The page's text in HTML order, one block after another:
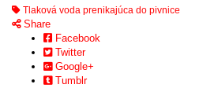
Tlaková voda prenikajúca do pivnice
Share
Facebook
Twitter
Google+
Tumblr